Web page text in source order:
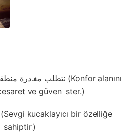
ve güven ister.)
sahiptir.)